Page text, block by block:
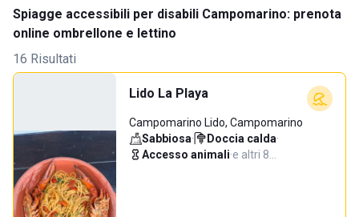
Spiagge accessibili per disabili Campomarino: prenota
online ombrellone e lettino
16 Risultati
Lido La Playa
Campomarino Lido, Campomarino
Sabbiosa· Doccia calda·
Accesso animali·e altri 8…